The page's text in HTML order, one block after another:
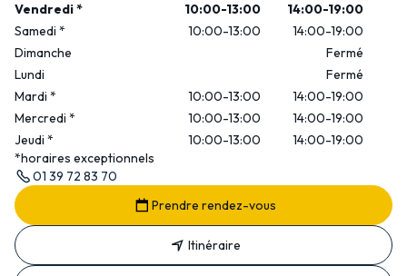
Vendredi* 10:00-13:00
14:00-19:00
Samedi * 10:00-13:00
14:00-19:00
Dimanche
Fermé
Lundi
Fermé
Mardi * 10:00-13:00
14:00-19:00
Mercredi * 10:00-13:00
14:00-19:00
Jeudi * 10:00-13:00
14:00-19:00
*horaires exceptionnels
01 39 72 83 70
Prendre rendez-vous
Itinéraire